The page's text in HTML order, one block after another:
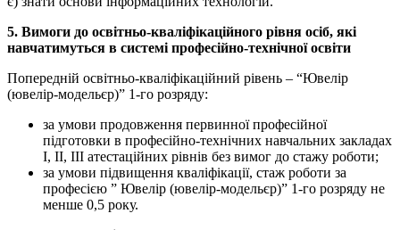
5. Вимоги до освітньо-кваліфікаційного рівня осіб, які
навчатимуться в системі професійно-технічної освіти
Попередній освітньо-кваліфікаційний рівень – “Ювелір
(ювелір-модельєр)” 1-го розряду:
за умови продовження первинної професійної
підготовки в професійно-технічних навчальних закладах
I, II, III атестаційних рівнів без вимог до стажу роботи;
за умови підвищення кваліфікації, стаж роботи за
професією ” Ювелір (ювелір-модельєр)” 1-го розряду не
менше 0,5 року.